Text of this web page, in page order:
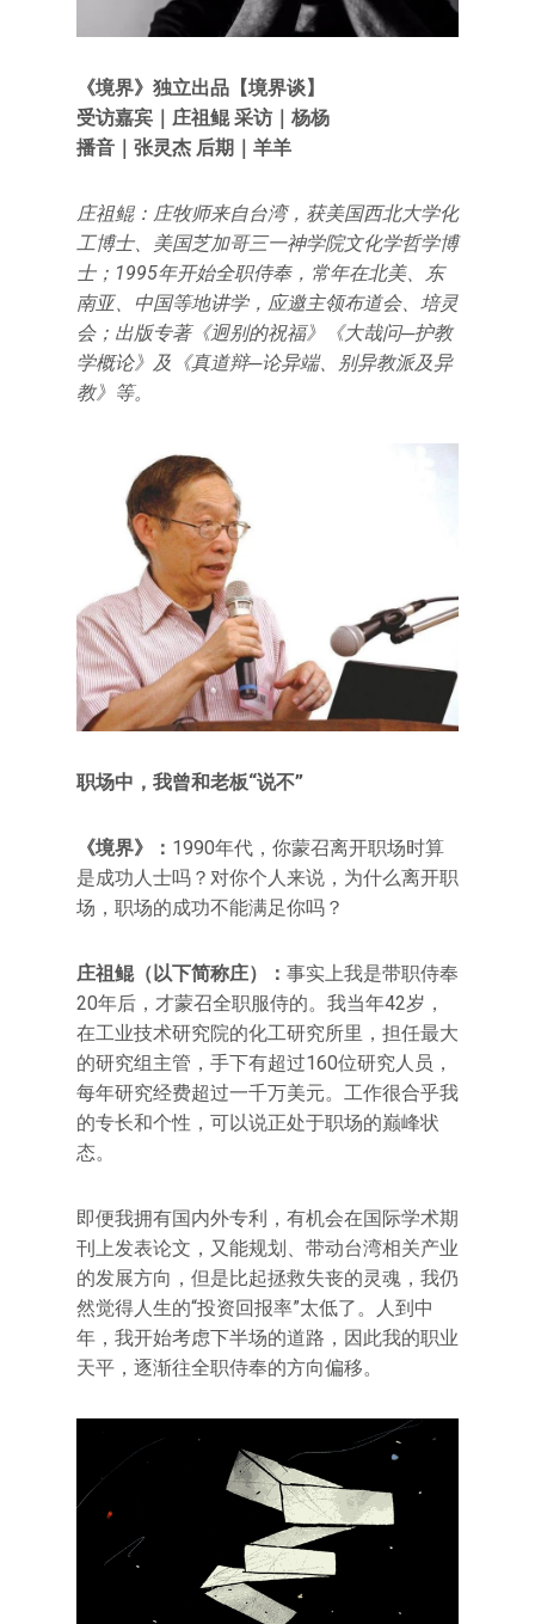
《境界》独立出品【境界谈】
受访嘉宾｜庄祖鲲 采访｜杨杨
播音｜张灵杰 后期｜羊羊
庄祖鲲：庄牧师来自台湾，获美国西北大学化
工博士、美国芝加哥三一神学院文化学哲学博
士；1995年开始全职侍奉，常年在北美、东
南亚、中国等地讲学，应邀主领布道会、培灵
会；出版专著《迥别的祝福》《大哉问─护教
学概论》及《真道辩─论异端、别异教派及异
教》等。
职场中，我曾和老板“说不”
《境界》： 1990年代，你蒙召离开职场时算
是成功人士吗？对你个人来说，为什么离开职
场，职场的成功不能满足你吗？
庄祖鲲（以下简称庄）： 事实上我是带职侍奉
20年后，才蒙召全职服侍的。我当年42岁，
在工业技术研究院的化工研究所里，担任最大
的研究组主管，手下有超过160位研究人员，
每年研究经费超过一千万美元。工作很合乎我
的专长和个性，可以说正处于职场的巅峰状
态。
即便我拥有国内外专利，有机会在国际学术期
刊上发表论文，又能规划、带动台湾相关产业
的发展方向，但是比起拯救失丧的灵魂，我仍
然觉得人生的“投资回报率”太低了。人到中
年，我开始考虑下半场的道路，因此我的职业
天平，逐渐往全职侍奉的方向偏移。